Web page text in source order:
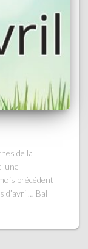
de la
une
précédent
d’avril… Bal